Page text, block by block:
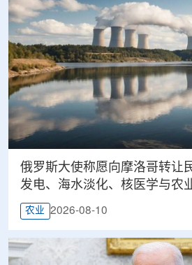
俄罗斯大使称愿向摩洛哥转让
发电、海水淡化、核医学与农
农业 2026-08-10